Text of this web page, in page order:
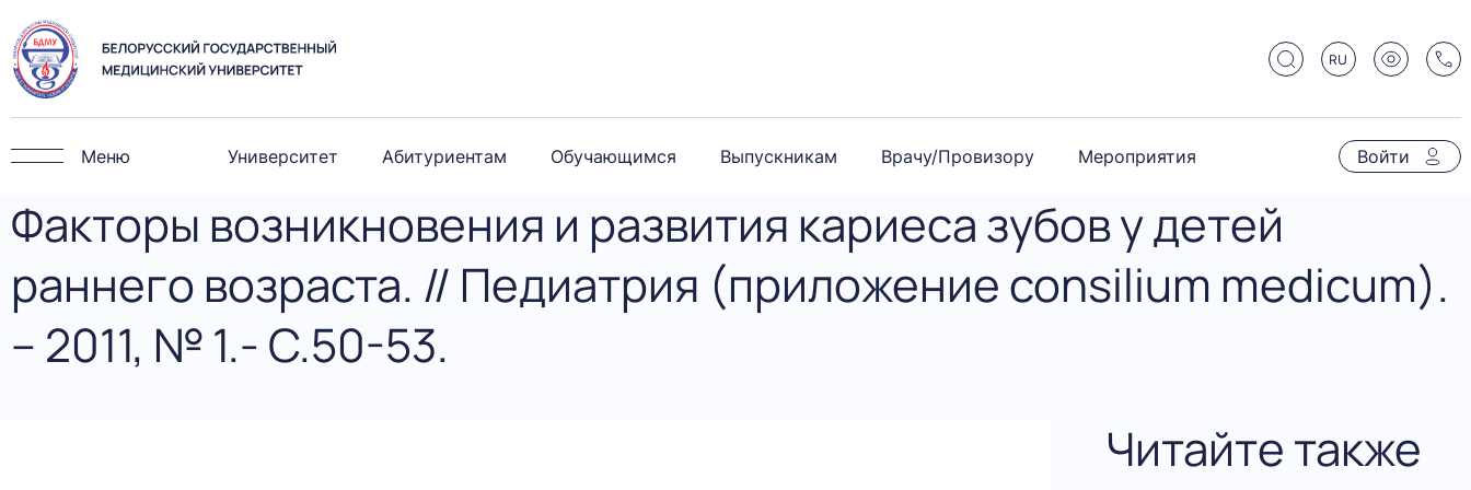
RU
Меню Университет Абитуриентам Обучающимся Выпускникам Врачу/Провизору Мероприятия Войти
Факторы возникновения и развития кариеса зубов у детей
раннего возраста. // Педиатрия (приложение consilium medicum).
– 2011, № 1.- С.50-53.
Читайте также